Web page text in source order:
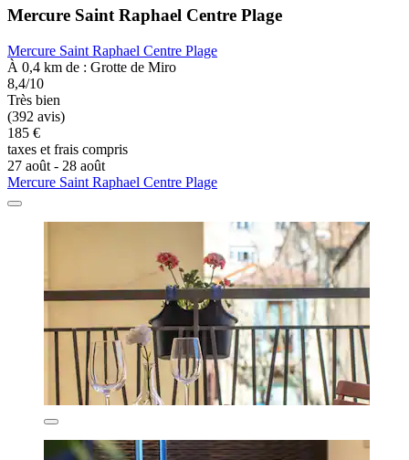
Mercure Saint Raphael Centre Plage
Mercure Saint Raphael Centre Plage
À 0,4 km de : Grotte de Miro
8,4/10
Très bien
(392 avis)
185 €
taxes et frais compris
27 août - 28 août
Mercure Saint Raphael Centre Plage